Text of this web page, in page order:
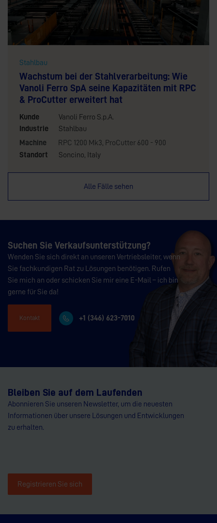
Stahlbau
Wachstum bei der Stahlverarbeitung: Wie
Vanoli Ferro SpA seine Kapazitäten mit RPC
& ProCutter erweitert hat
Kunde
Vanoli Ferro S.p.A.
Industrie
Stahlbau
Machine
RPC 1200 Mk3, ProCutter 600 - 900
Standort
Soncino, Italy
Alle Fälle sehen
Suchen Sie Verkaufsunterstützung?
Wenden Sie sich direkt an unseren Vertriebsleiter, wenn
Sie fachkundigen Rat zu Lösungen benötigen. Rufen
Sie mich an oder schicken Sie mir eine E-Mail – ich bin
gerne für Sie da!
Kontakt +1 (346) 623-7010
Bleiben Sie auf dem Laufenden
Abonnieren Sie unseren Newsletter, um die neuesten
Informationen über unsere Lösungen und Entwicklungen
zu erhalten.
Registrieren Sie sich